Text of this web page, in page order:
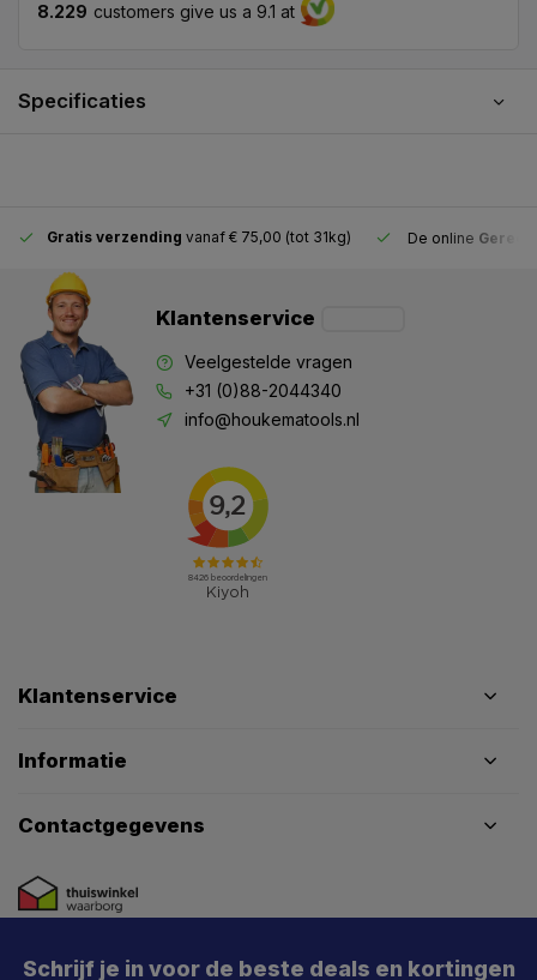
8.229 customers give us a 9.1 at
Specificaties
Gratis verzending vanaf € 75,00 (tot 31kg) De online
Klantenservice
Veelgestelde vragen
+31 (0)88-2044340
info@houkematools.nl
Klantenservice
Informatie
Contactgegevens
Schrijf je in voor de beste deals en kortingen